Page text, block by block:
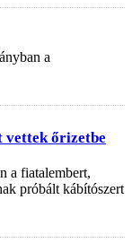
a
vettek őrizetbe
a fiatalembert,
próbált kábítószert